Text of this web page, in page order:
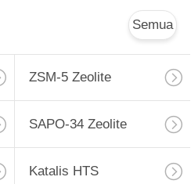
Semua
ZSM-5 Zeolite
SAPO-34 Zeolite
Katalis HTS